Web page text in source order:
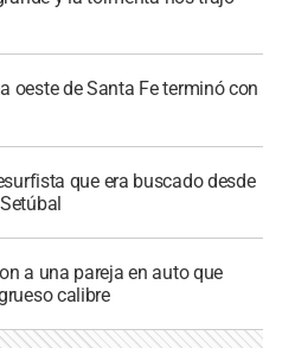
oeste de Santa Fe terminó con
que era buscado desde
a una pareja en auto que
calibre